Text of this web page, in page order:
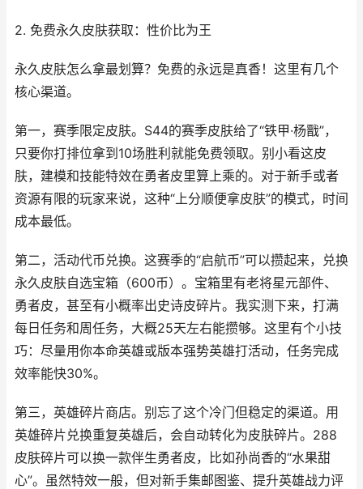
2. 免费永久皮肤获取：性价比为王
永久皮肤怎么拿最划算？免费的永远是真香！这里有几个
核心渠道。
第一，赛季限定皮肤。S44的赛季皮肤给了“铁甲·杨戬”，
只要你打排位拿到10场胜利就能免费领取。别小看这皮
肤，建模和技能特效在勇者皮里算上乘的。对于新手或者
资源有限的玩家来说，这种“上分顺便拿皮肤”的模式，时间
成本最低。
第二，活动代币兑换。这赛季的“启航币”可以攒起来，兑换
永久皮肤自选宝箱（600币）。宝箱里有老将星元部件、
勇者皮，甚至有小概率出史诗皮碎片。我实测下来，打满
每日任务和周任务，大概25天左右能攒够。这里有个小技
巧：尽量用你本命英雄或版本强势英雄打活动，任务完成
效率能快30%。
第三，英雄碎片商店。别忘了这个冷门但稳定的渠道。用
英雄碎片兑换重复英雄后，会自动转化为皮肤碎片。288
皮肤碎片可以换一款伴生勇者皮，比如孙尚香的“水果甜
心”。虽然特效一般，但对新手集邮图鉴、提升英雄战力评